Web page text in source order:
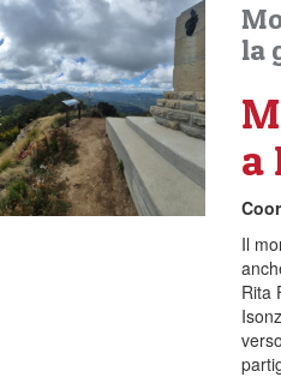
la
a
Il
Rita